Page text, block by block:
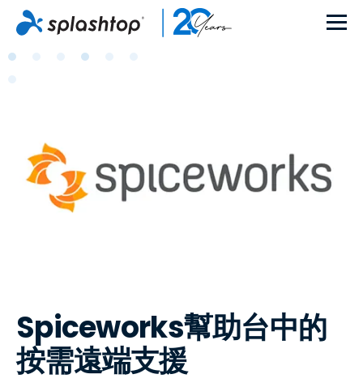
Spiceworks幫助台中的
按需遠端支援